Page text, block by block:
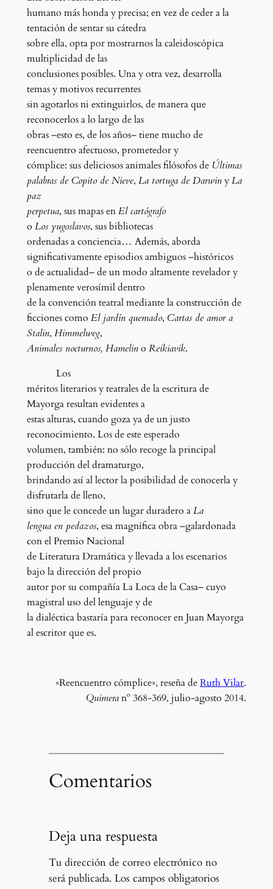
humano más honda y precisa; en vez de ceder a la
tentación de sentar su cátedra
sobre ella, opta por mostrarnos la caleidoscópica
multiplicidad de las
conclusiones posibles. Una y otra vez, desarrolla
temas y motivos recurrentes
sin agotarlos ni extinguirlos, de manera que
reconocerlos a lo largo de las
obras –esto es, de los años– tiene mucho de
reencuentro afectuoso, prometedor y
cómplice: sus deliciosos animales filósofos de Últimas
palabras de Copito de Nieve, La tortuga de DarwinyLa
paz
perpetua, sus mapas enEl cartógrafo
o Los yugoslavos, sus bibliotecas
ordenadas a conciencia… Además, aborda
significativamente episodios ambiguos –históricos
o de actualidad– de un modo altamente revelador y
plenamente verosímil dentro
de la convención teatral mediante la construcción de
ficciones como El jardín quemado, Cartas de amor a
Stalin, Himmelweg,
Animales nocturnos, Hamelino Reikiavik.
Los
méritos literarios y teatrales de la escritura de
Mayorga resultan evidentes a
estas alturas, cuando goza ya de un justo
reconocimiento. Los de este esperado
volumen, también: no sólo recoge la principal
producción del dramaturgo,
brindando así al lector la posibilidad de conocerla y
disfrutarla de lleno,
sino que le concede un lugar duradero aLa
lengua en pedazos, esa magnífica obra –galardonada
con el Premio Nacional
de Literatura Dramática y llevada a los escenarios
bajo la dirección del propio
autor por su compañía La Loca de la Casa– cuyo
magistral uso del lenguaje y de
la dialéctica bastaría para reconocer en Juan Mayorga
al escritor que es.
«Reencuentro cómplice», reseña deRuth Vilar.
Quimeranº 368-369, julio-agosto 2014.
Comentarios
Deja una respuesta
Tu dirección de correo electrónico no
será publicada. Los campos obligatorios